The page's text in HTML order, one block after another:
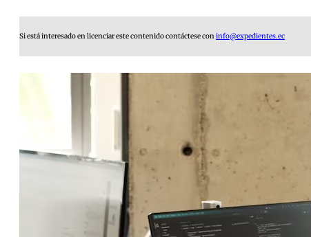
Si está interesado en licenciar este contenido contáctese coninfo@expedientes.ec